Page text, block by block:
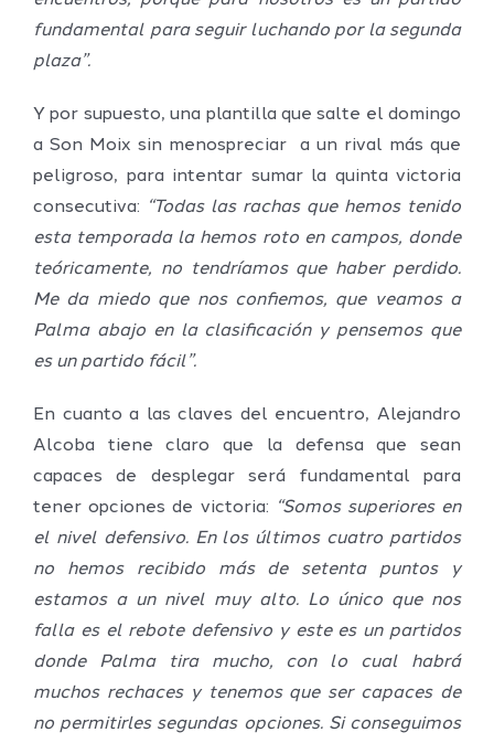
fundamental para seguir luchando por la segunda
plaza”.
Y por supuesto, una plantilla que salte el domingo
a Son Moix sin menospreciar a un rival más que
peligroso, para intentar sumar la quinta victoria
consecutiva:
“Todas las rachas que hemos tenido
esta temporada la hemos roto en campos, donde
teóricamente, no tendríamos que haber perdido.
Me da miedo que nos confiemos, que veamos a
Palma abajo en la clasificación y pensemos que
es un partido fácil”.
En cuanto a las claves del encuentro, Alejandro
Alcoba tiene claro que la defensa que sean
capaces de desplegar será fundamental para
tener opciones de victoria:
“Somos superiores en
el nivel defensivo. En los últimos cuatro partidos
no hemos recibido más de setenta puntos y
estamos a un nivel muy alto. Lo único que nos
falla es el rebote defensivo y este es un partidos
donde Palma tira mucho, con lo cual habrá
muchos rechaces y tenemos que ser capaces de
no permitirles segundas opciones. Si conseguimos